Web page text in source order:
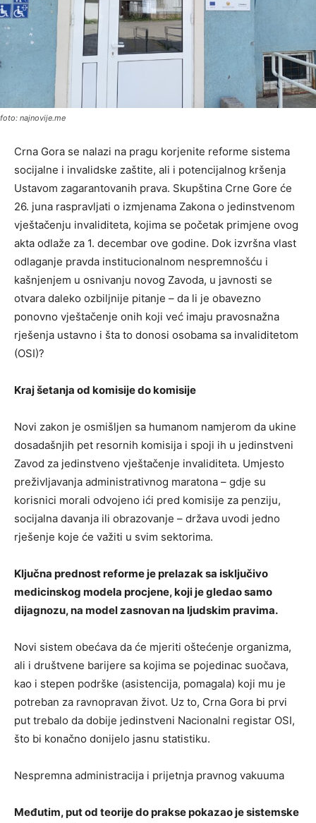
foto: najnovije.me
Crna Gora se nalazi na pragu korjenite reforme sistema
socijalne i invalidske zaštite, ali i potencijalnog kršenja
Ustavom zagarantovanih prava. Skupština Crne Gore će
26. juna raspravljati o izmjenama Zakona o jedinstvenom
vještačenju invaliditeta, kojima se početak primjene ovog
akta odlaže za 1. decembar ove godine. Dok izvršna vlast
odlaganje pravda institucionalnom nespremnošću i
kašnjenjem u osnivanju novog Zavoda, u javnosti se
otvara daleko ozbiljnije pitanje – da li je obavezno
ponovno vještačenje onih koji već imaju pravosnažna
rješenja ustavno i šta to donosi osobama sa invaliditetom
(OSI)?
Kraj šetanja od komisije do komisije
Novi zakon je osmišljen sa humanom namjerom da ukine
dosadašnjih pet resornih komisija i spoji ih u jedinstveni
Zavod za jedinstveno vještačenje invaliditeta. Umjesto
preživljavanja administrativnog maratona – gdje su
korisnici morali odvojeno ići pred komisije za penziju,
socijalna davanja ili obrazovanje – država uvodi jedno
rješenje koje će važiti u svim sektorima.
Ključna prednost reforme je prelazak sa isključivo
medicinskog modela procjene, koji je gledao samo
dijagnozu, na model zasnovan na ljudskim pravima.
Novi sistem obećava da će mjeriti oštećenje organizma,
ali i društvene barijere sa kojima se pojedinac suočava,
kao i stepen podrške (asistencija, pomagala) koji mu je
potreban za ravnopravan život. Uz to, Crna Gora bi prvi
put trebalo da dobije jedinstveni Nacionalni registar OSI,
što bi konačno donijelo jasnu statistiku.
Nespremna administracija i prijetnja pravnog vakuuma
Međutim, put od teorije do prakse pokazao je sistemske